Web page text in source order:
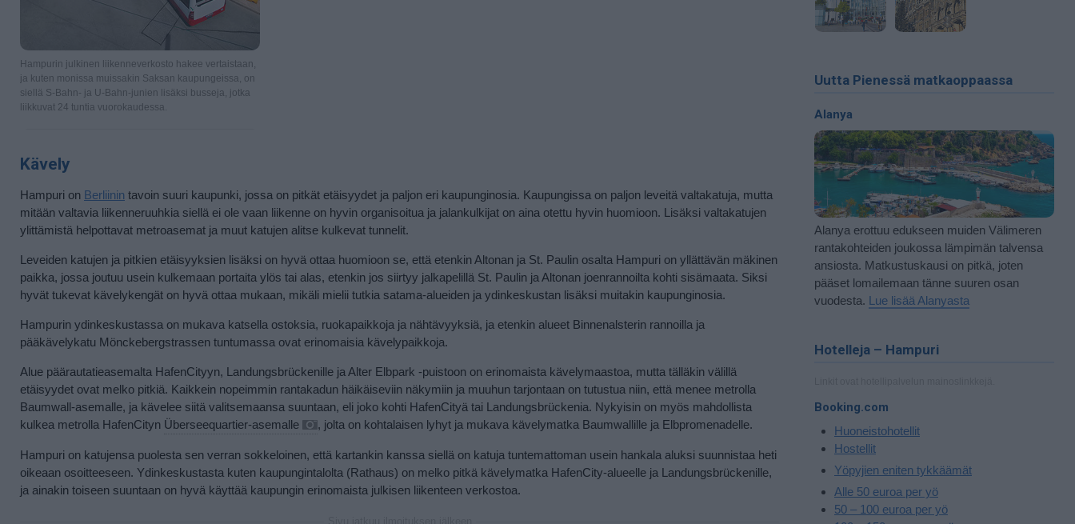
Uutta Pienessä matkaoppaassa
Alanya
Alanya erottuu edukseen muiden Välimeren
rantakohteiden joukossa lämpimän talvensa
ansiosta. Matkustuskausi on pitkä, joten
pääset lomailemaan tänne suuren osan
vuodesta. Lue lisää Alanyasta
Hotelleja – Hampuri
Booking.com
Huoneistohotellit
Hostellit
Yöpyjien eniten tykkäämät
Alle 50 euroa per yö
50 – 100 euroa per yö
Hampurin julkinen liikenneverkosto hakee vertaistaan,
ja kuten monissa muissakin Saksan kaupungeissa, on
siellä S-Bahn- ja U-Bahn-junien lisäksi busseja, jotka
liikkuvat 24 tuntia vuorokaudessa.
Kävely
Hampuri on Berliinin tavoin suuri kaupunki, jossa on pitkät etäisyydet ja paljon eri kaupunginosia. Kaupungissa on paljon leveitä valtakatuja, mutta
mitään valtavia liikenneruuhkia siellä ei ole vaan liikenne on hyvin organisoitua ja jalankulkijat on aina otettu hyvin huomioon. Lisäksi valtakatujen
ylittämistä helpottavat metroasemat ja muut katujen alitse kulkevat tunnelit.
Leveiden katujen ja pitkien etäisyyksien lisäksi on hyvä ottaa huomioon se, että etenkin Altonan ja St. Paulin osalta Hampuri on yllättävän mäkinen
paikka, jossa joutuu usein kulkemaan portaita ylös tai alas, etenkin jos siirtyy jalkapelillä St. Paulin ja Altonan joenrannoilta kohti sisämaata. Siksi
hyvät tukevat kävelykengät on hyvä ottaa mukaan, mikäli mielii tutkia satama-alueiden ja ydinkeskustan lisäksi muitakin kaupunginosia.
Hampurin ydinkeskustassa on mukava katsella ostoksia, ruokapaikkoja ja nähtävyyksiä, ja etenkin alueet Binnenalsterin rannoilla ja
pääkävelykatu Mönckebergstrassen tuntumassa ovat erinomaisia kävelypaikkoja.
Alue päärautatieasemalta HafenCityyn, Landungsbrückenille ja Alter Elbpark -puistoon on erinomaista kävelymaastoa, mutta tälläkin välillä
etäisyydet ovat melko pitkiä. Kaikkein nopeimmin rantakadun häikäiseviin näkymiin ja muuhun tarjontaan on tutustua niin, että menee metrolla
Baumwall-asemalle, ja kävelee siitä valitsemaansa suuntaan, eli joko kohti HafenCityä tai Landungsbrückenia. Nykyisin on myös mahdollista
kulkea metrolla HafenCityn Überseequartier-asemalle , jolta on kohtalaisen lyhyt ja mukava kävelymatka Baumwallille ja Elbpromenadelle.
Hampuri on katujensa puolesta sen verran sokkeloinen, että kartankin kanssa siellä on katuja tuntemattoman usein hankala aluksi suunnistaa heti
oikeaan osoitteeseen. Ydinkeskustasta kuten kaupungintalolta (Rathaus) on melko pitkä kävelymatka HafenCity-alueelle ja Landungsbrückenille,
ja ainakin toiseen suuntaan on hyvä käyttää kaupungin erinomaista julkisen liikenteen verkostoa.